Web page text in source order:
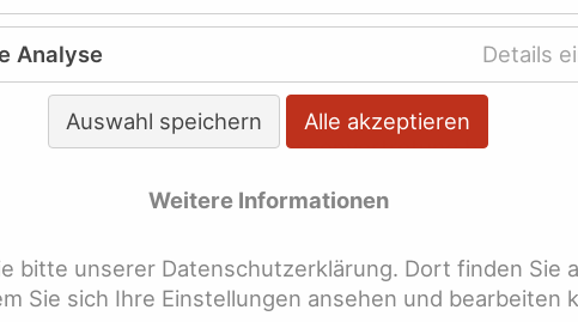
politische Interessenvertretung
zu den verschiedensten Themen aus der
zu einigen wichtigen Themen.
überspringen
AGG Arbeit Armut Assistenz
Analyse Details
Auswahl speichern Alle akzeptieren
Weitere Informationen
bitte unserer Datenschutzerklärung. Dort finden Sie
Sie sich Ihre Einstellungen ansehen und bearbeiten